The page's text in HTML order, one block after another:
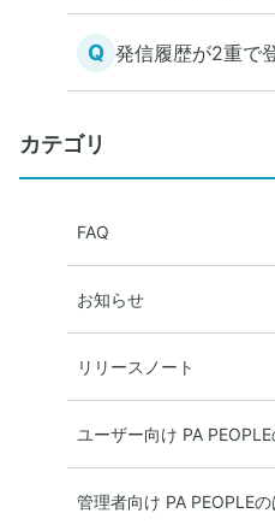
ていません。ス
示される
Q 発信履歴が2重で
カテゴリ
FAQ
お知らせ
リリースノート
ユーザー向け PA
管理者向け PA PEOPLE